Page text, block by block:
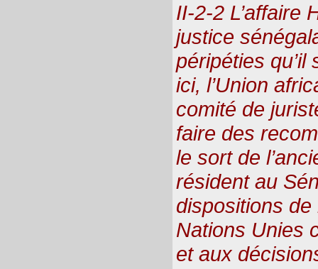
II-2-2 L’affaire
justice
péripéties qu’il
ici, l’Union
comité de
faire des
le sort de
résident au
dispositions
Nations Unies
et aux